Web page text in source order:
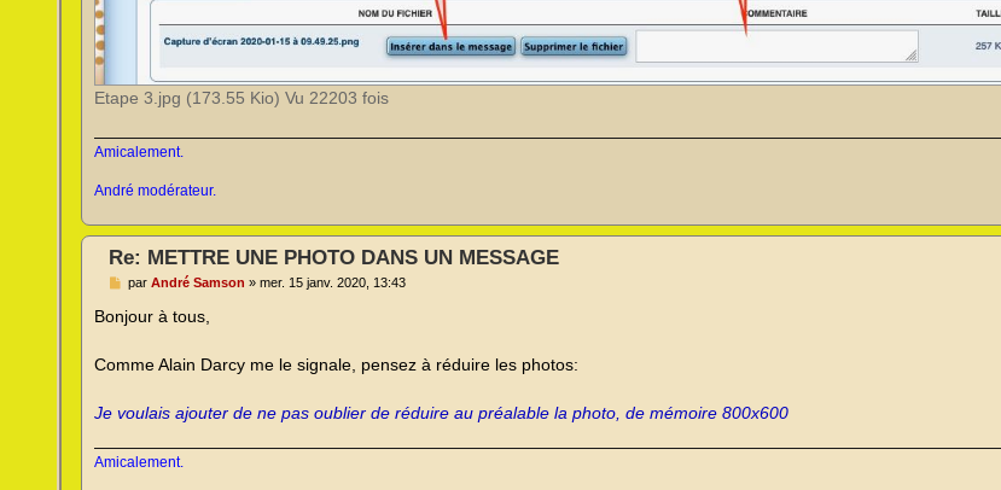
Etape 3.jpg (173.55 Kio) Vu 22203 fois
Amicalement.
André modérateur.
Re: METTRE UNE PHOTO DANS UN MESSAGE
M
s
s
g
e
n
u
parAndré Samson »mer. 15 janv. 2020, 13:43
Bonjour à tous,
Comme Alain Darcy me le signale, pensez à réduire les photos:
Je voulais ajouter de ne pas oublier de réduire au préalable la photo, de mémoire 800x600
Amicalement.